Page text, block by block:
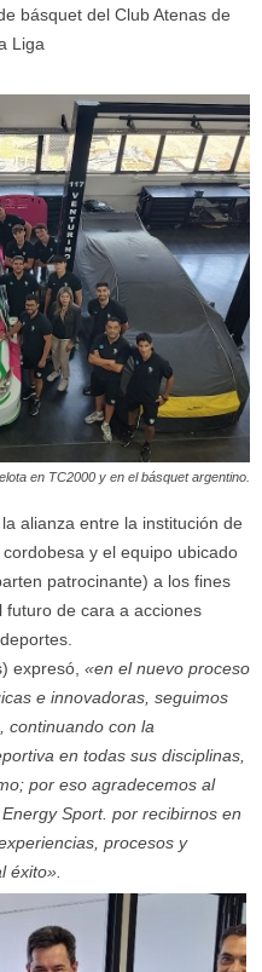
básquet del Club Atenas de
Liga
en TC2000 y en el básquet argentino.
alianza entre la institución de
y el equipo ubicado
patrocinante) a los fines
de cara a acciones
expresó, «en el nuevo proceso
e innovadoras, seguimos
continuando con la
en todas sus disciplinas,
por eso agradecemos al
Sport. por recibirnos en
procesos y
éxito».